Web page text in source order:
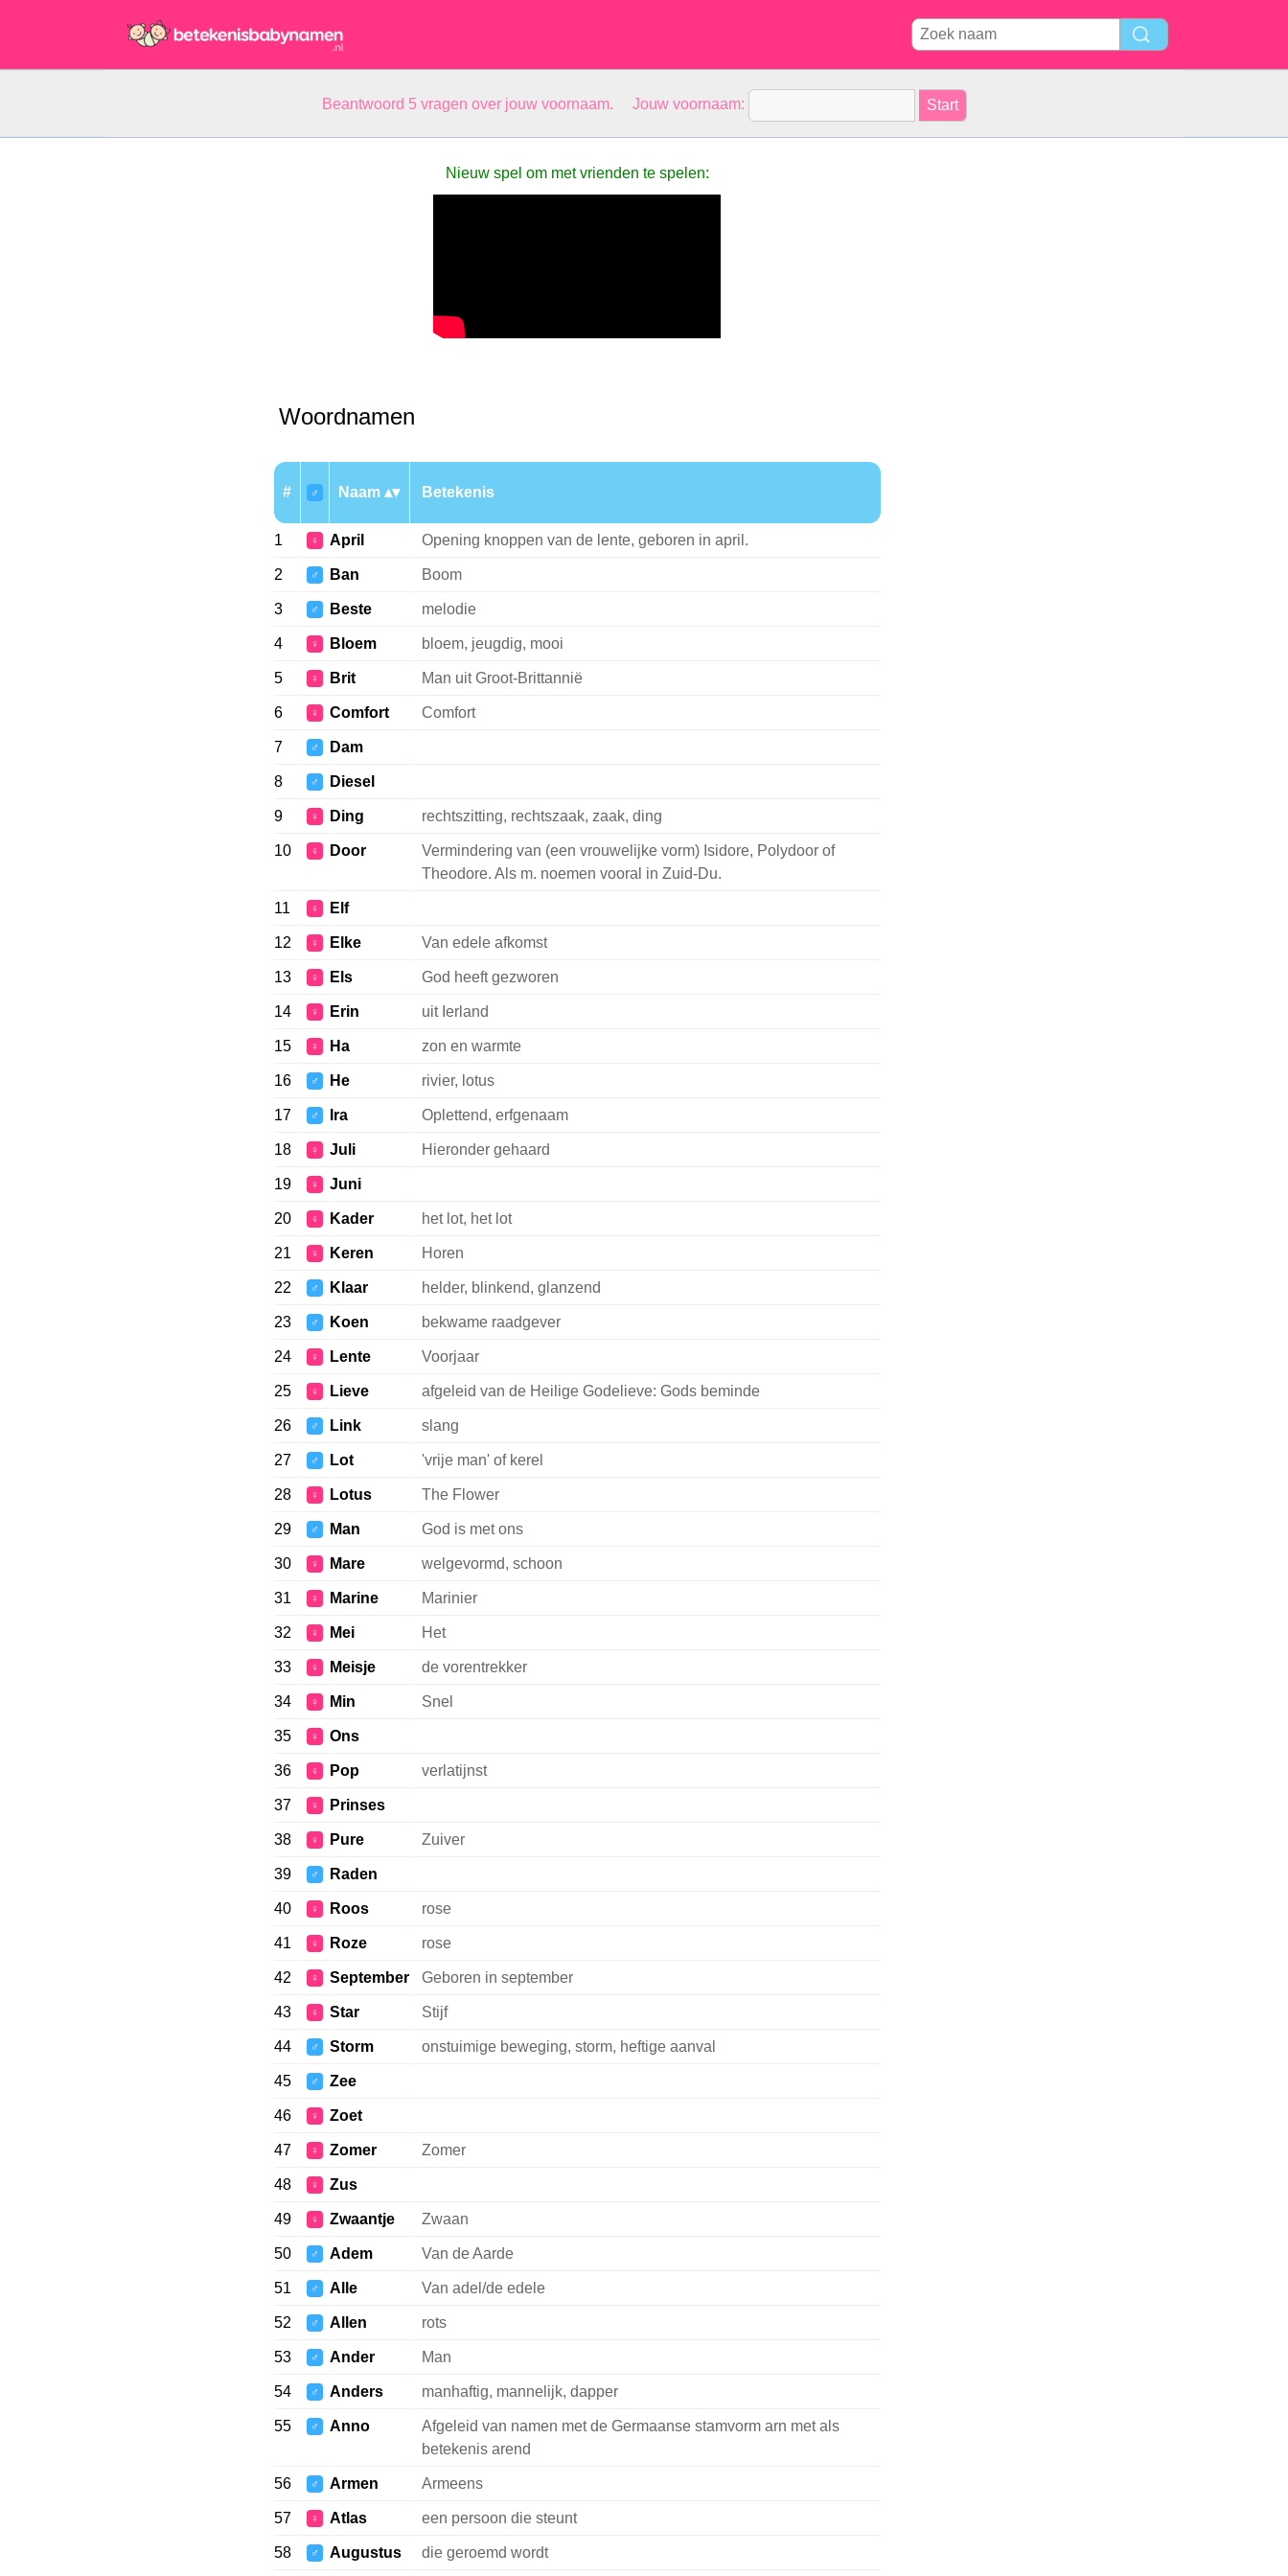
Beantwoord 5 vragen over jouw voornaam. Jouw voornaam:
Nieuw spel om met vrienden te spelen:
Woordnamen
# ♂ Naam Betekenis
1 ♀ April Opening knoppen van de lente, geboren in april.
2 ♂ Ban Boom
3 ♂ Beste melodie
4 ♀ Bloem bloem, jeugdig, mooi
5 ♀ Brit Man uit Groot-Brittannië
6 ♀ Comfort Comfort
7 ♂ Dam
8 ♂ Diesel
9 ♀ Ding rechtszitting, rechtszaak, zaak, ding
10 ♀ Door
Vermindering van (een vrouwelijke vorm) Isidore, Polydoor of
Theodore. Als m. noemen vooral in Zuid-Du.
11 ♀ Elf
12 ♀ Elke Van edele afkomst
13 ♀ Els God heeft gezworen
14 ♀ Erin uit Ierland
15 ♀ Ha zon en warmte
16 ♂ He rivier, lotus
17 ♂ Ira Oplettend, erfgenaam
18 ♀ Juli Hieronder gehaard
19 ♀ Juni
20 ♀ Kader het lot, het lot
21 ♀ Keren Horen
22 ♂ Klaar helder, blinkend, glanzend
23 ♂ Koen bekwame raadgever
24 ♀ Lente Voorjaar
25 ♀ Lieve afgeleid van de Heilige Godelieve: Gods beminde
26 ♂ Link slang
27 ♂ Lot 'vrije man' of kerel
28 ♀ Lotus The Flower
29 ♂ Man God is met ons
30 ♀ Mare welgevormd, schoon
31 ♀ Marine Marinier
32 ♀ Mei Het
33 ♀ Meisje de vorentrekker
34 ♀ Min Snel
35 ♀ Ons
36 ♀ Pop verlatijnst
37 ♀ Prinses
38 ♀ Pure Zuiver
39 ♂ Raden
40 ♀ Roos rose
41 ♀ Roze rose
42 ♀ September Geboren in september
43 ♀ Star Stijf
44 ♂ Storm onstuimige beweging, storm, heftige aanval
45 ♂ Zee
46 ♀ Zoet
47 ♀ Zomer Zomer
48 ♀ Zus
49 ♀ Zwaantje Zwaan
50 ♂ Adem Van de Aarde
51 ♂ Alle Van adel/de edele
52 ♂ Allen rots
53 ♂ Ander Man
54 ♂ Anders manhaftig, mannelijk, dapper
55 ♂ Anno
Afgeleid van namen met de Germaanse stamvorm arn met als
betekenis arend
56 ♂ Armen Armeens
57 ♀ Atlas een persoon die steunt
58 ♂ Augustus die geroemd wordt